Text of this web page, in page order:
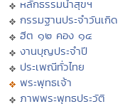
หลักธรรมนำสุขฯ
กรรมฐานประจำวันเกิด
ฮีต ๑๒ คอง ๑๔
งานบุญประจำปี
ประเพณีทั่วไทย
พระพุทธเจ้า
ภาพพระพุทธประวัติ